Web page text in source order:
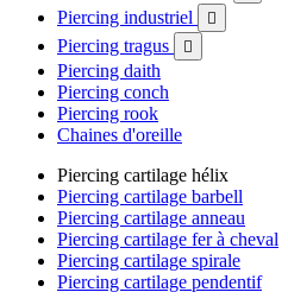
Piercing industriel 
Piercing tragus 
Piercing daith
Piercing conch
Piercing rook
Chaines d'oreille
Piercing cartilage hélix
Piercing cartilage barbell
Piercing cartilage anneau
Piercing cartilage fer à cheval
Piercing cartilage spirale
Piercing cartilage pendentif